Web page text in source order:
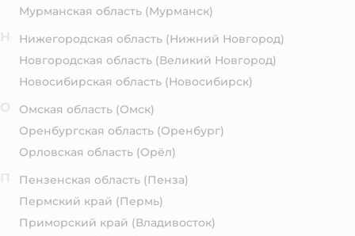
Мурманская область (Мурманск)
Нижегородская область (Нижний Новгород)
Новгородская область (Великий Новгород)
Новосибирская область (Новосибирск)
Омская область (Омск)
Оренбургская область (Оренбург)
Орловская область (Орёл)
Пензенская область (Пенза)
Пермский край (Пермь)
Приморский край (Владивосток)